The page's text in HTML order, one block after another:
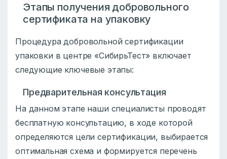
Этапы получения добровольного
сертификата на упаковку
Процедура добровольной сертификации
упаковки в центре «СибирьТест» включает
следующие ключевые этапы:
Предварительная консультация
На данном этапе наши специалисты проводят
бесплатную консультацию, в ходе которой
определяются цели сертификации, выбирается
оптимальная схема и формируется перечень